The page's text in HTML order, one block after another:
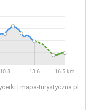
| mapa-turystyczna.pl